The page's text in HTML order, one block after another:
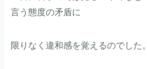
言う態度の矛盾に
限りなく違和感を覚えるのでした。